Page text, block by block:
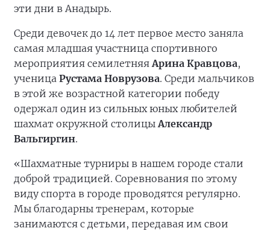
эти дни в Анадырь.
Среди девочек до 14 лет первое место заняла
самая младшая участница спортивного
мероприятия семилетняяАрина Кравцова,
ученица Рустама Новрузова. Среди мальчиков
в этой же возрастной категории победу
одержал один из сильных юных любителей
шахмат окружной столицыАлександр
Вальгиргин.
«Шахматные турниры в нашем городе стали
доброй традицией. Соревнования по этому
виду спорта в городе проводятся регулярно.
Мы благодарны тренерам, которые
занимаются с детьми, передавая им свои